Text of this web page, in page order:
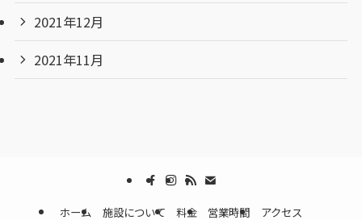
2021年12月
2021年11月
ホーム 施設について 料金 営業時間 アクセス